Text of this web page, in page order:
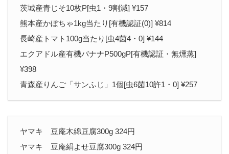
茨城産青じそ10枚P[虫1・9割減] ¥157
熊本産かぼちゃ1kg当たり[有機認証(0)] ¥814
長崎産トマト100g当たり[虫4菌4・0] ¥144
エクアドル産有機バナナP500gP[有機認証・無燻蒸]
¥398
青森産りんご「サンふじ」1個[虫6菌10許1・0] ¥257
ヤマキ 豆庵木綿豆腐300g 324円
ヤマキ 豆庵絹よせ豆腐300g 324円